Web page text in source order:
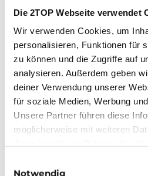
Die 2TOP Webseite verwendet
Wir verwenden Cookies, um
personalisieren, Funktionen für
zu können und die Zugriffe auf
analysieren. Außerdem geben
deiner Verwendung unserer
für soziale Medien, Werbung
Unsere Partner führen diese
möglicherweise mit weiteren
Notwendig
In unserem Gespräch mit
Data Officer bei FIEGE
Bitkom-Boards für Data
Perspektive auf.
Claudia beschäftigt sich seit
strategischen Nutzung von
Governance-Perspektive